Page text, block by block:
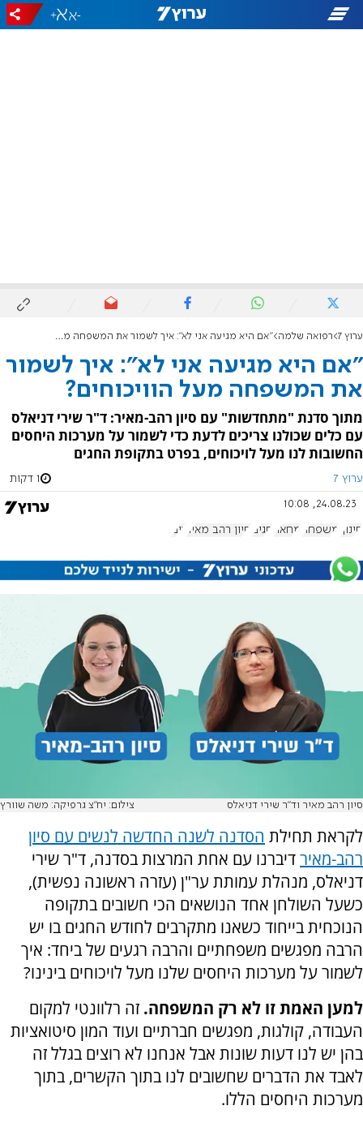
-
+
ערוץ 7 רפואה שלמה "אם היא מגיעה אני לא": איך לשמור את המשפחה מעל הוויכוחים?
"אם היא מגיעה אני לא": איך לשמור
את המשפחה מעל הוויכוחים?
מתוך סדנת "מתחדשות" עם סיון רהב-מאיר: ד"ר שירי דניאלס
עם כלים שכולנו צריכים לדעת כדי לשמור על מערכות היחסים
החשובות לנו מעל לויכוחים, בפרט בתקופת החגים
ערוץ 7 1 דקות
24.08.23, 10:08
חינוך משפחה מחאה חגים סיון רהב מאיר זום
סיון רהב מאיר וד"ר שירי דניאלס צילום: יח"צ גרפיקה: משה שוורץ
לקראת תחילת הסדנה לשנה החדשה לנשים עם סיון
רהב-מאירדיברנו עם אחת המרצות בסדנה, ד"ר שירי
דניאלס, מנהלת עמותת ער"ן (עזרה ראשונה נפשית),
כשעל השולחן אחד הנושאים הכי חשובים בתקופה
הנוכחית בייחוד כשאנו מתקרבים לחודש החגים בו יש
הרבה מפגשים משפחתיים והרבה רגעים של ביחד: איך
לשמור על מערכות היחסים שלנו מעל לויכוחים בינינו?
למען האמת זו לא רק המשפחה. זה רלוונטי למקום
העבודה, קולגות, מפגשים חברתיים ועוד המון סיטואציות
בהן יש לנו דעות שונות אבל אנחנו לא רוצים בגלל זה
לאבד את הדברים שחשובים לנו בתוך הקשרים, בתוך
מערכות היחסים הללו.